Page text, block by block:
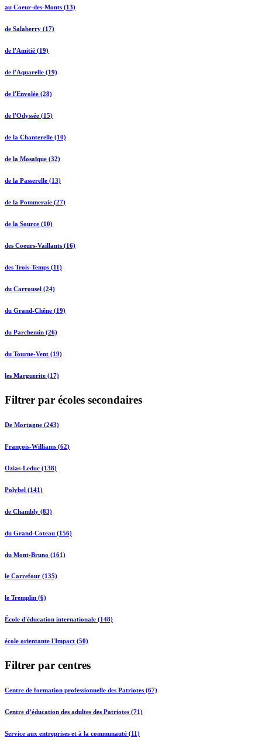
au Coeur-des-Monts (13)
de Salaberry (17)
de l'Amitié (19)
de l'Aquarelle (19)
de l'Envolée (28)
de l'Odyssée (15)
de la Chanterelle (10)
de la Mosaïque (32)
de la Passerelle (13)
de la Pommeraie (27)
de la Source (10)
des Coeurs-Vaillants (16)
des Trois-Temps (11)
du Carrousel (24)
du Grand-Chêne (19)
du Parchemin (26)
du Tourne-Vent (19)
les Marguerite (17)
Filtrer par écoles secondaires
De Mortagne (243)
François-Williams (62)
Ozias-Leduc (138)
Polybel (141)
de Chambly (83)
du Grand-Coteau (156)
du Mont-Bruno (161)
le Carrefour (135)
le Tremplin (6)
École d'éducation internationale (148)
école orientante l'Impact (50)
Filtrer par centres
Centre de formation professionnelle des Patriotes (67)
Centre d’éducation des adultes des Patriotes (71)
Service aux entreprises et à la communauté (11)